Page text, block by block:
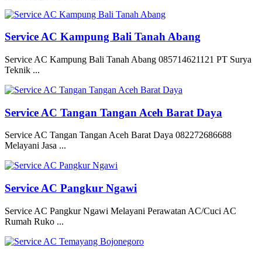
Service AC Kampung Bali Tanah Abang
Service AC Kampung Bali Tanah Abang 085714621121 PT Surya
Teknik ...
Service AC Tangan Tangan Aceh Barat Daya
Service AC Tangan Tangan Aceh Barat Daya 082272686688
Melayani Jasa ...
Service AC Pangkur Ngawi
Service AC Pangkur Ngawi Melayani Perawatan AC/Cuci AC
Rumah Ruko ...